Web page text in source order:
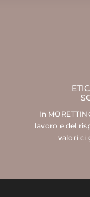
In
lavoro e del
valori ci